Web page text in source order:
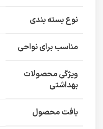
نوع بسته بندی
مناسب برای نواحی
ویژگی محصولات
بهداشتی
بافت محصول